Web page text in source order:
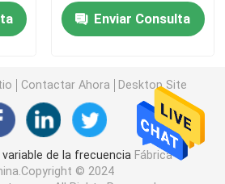
inversor
del inversor
variable de la
velocidad de 220V
380V
Enviar Consulta
Contactar Ahora Desktop Site
variable de la frecuencia Fábrica
© 2024